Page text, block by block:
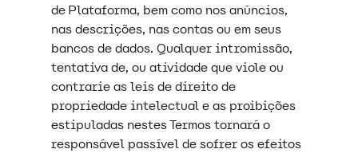
de Plataforma, bem como nos anúncios,
nas descrições, nas contas ou em seus
bancos de dados. Qualquer intromissão,
tentativa de, ou atividade que viole ou
contrarie as leis de direito de
propriedade intelectual e as proibições
estipuladas nestes Termos tornará o
responsável passível de sofrer os efeitos